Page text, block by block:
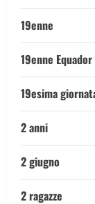
19enne
19enne Equador
19esima
2 anni
2 giugno
2 ragazze